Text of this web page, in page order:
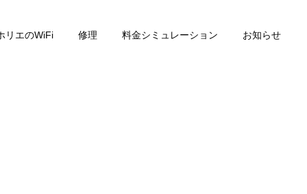
リエのWiFi 修理 料金シミュレーション お知らせ